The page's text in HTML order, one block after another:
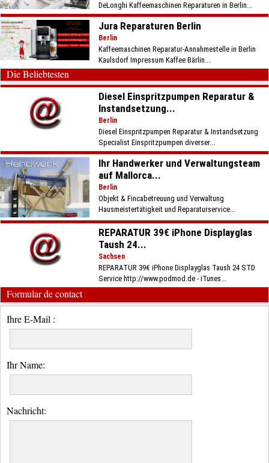
DeLonghi Kaffeemaschinen Reparaturen in Berlin...
Jura Reparaturen Berlin
Berlin
Kaffeemaschinen Reparatur-Annahmestelle in Berlin
Kaulsdorf Impressum Kaffee Bärlin...
Die Beliebtesten
Diesel Einspritzpumpen Reparatur &
Instandsetzung...
Berlin
Diesel Einspritzpumpen Reparatur & Instandsetzung
Specialist Einspritzpumpen diverser...
Ihr Handwerker und Verwaltungsteam
auf Mallorca...
Berlin
Objekt & Fincabetreuung und Verwaltung
Hausmeistertätigkeit und Reparaturservice...
REPARATUR 39€ iPhone Displayglas
Taush 24...
Sachsen
REPARATUR 39€ iPhone Displayglas Taush 24 STD
Service http://www.podmod.de - iTunes...
Formular de contact
Ihre E-Mail :
Ihr Name:
Nachricht: